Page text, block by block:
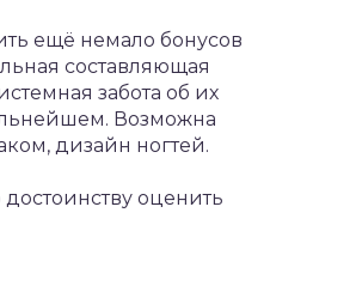
ещё немало бонусов
составляющая
забота об их
Возможна
дизайн ногтей.
оценить